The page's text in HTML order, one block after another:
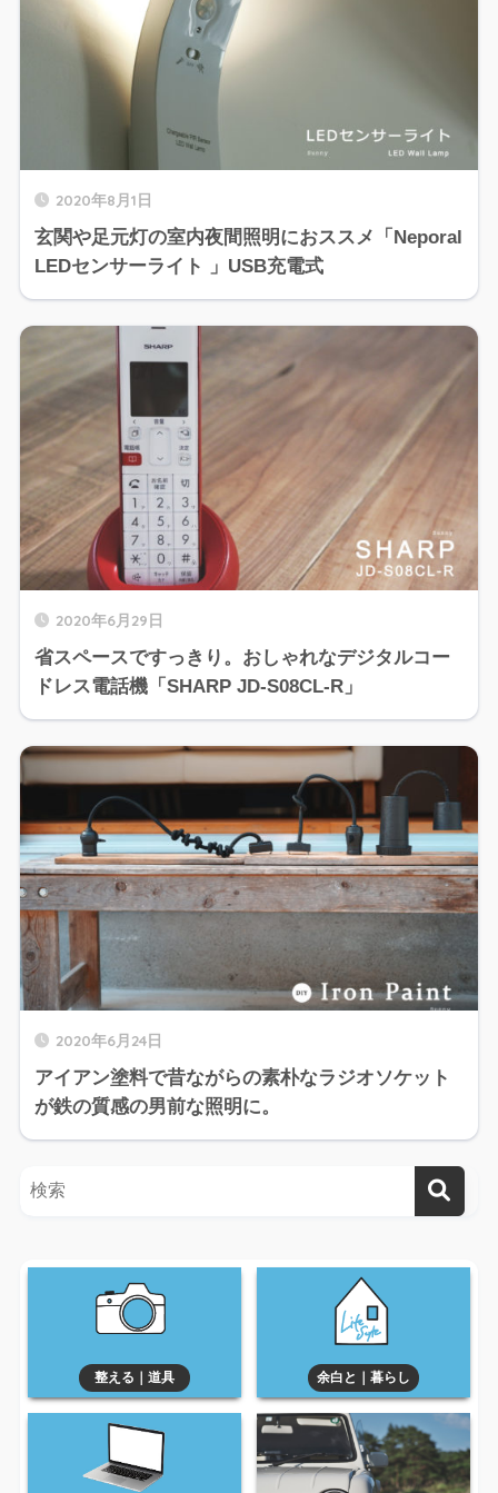
2020年8月1日
玄関や足元灯の室内夜間照明におススメ「Neporal
LEDセンサーライト 」USB充電式
2020年6月29日
省スペースですっきり。おしゃれなデジタルコー
ドレス電話機「SHARP JD-S08CL-R」
2020年6月24日
アイアン塗料で昔ながらの素朴なラジオソケット
が鉄の質感の男前な照明に。
整える｜道具 余白と｜暮らし